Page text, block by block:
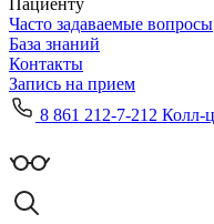
Пациенту
Часто задаваемые вопросы
База знаний
Контакты
Запись на прием
8 861 212-7-212 Колл-